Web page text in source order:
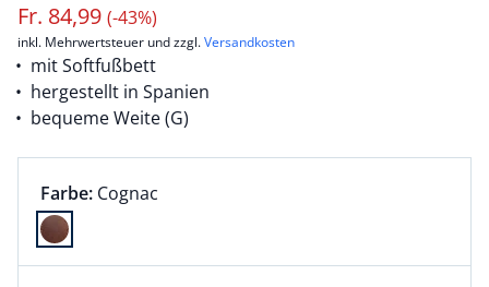
Fr. 84,99 (-43%)
inkl. Mehrwertsteuer und zzgl.Versandkosten
mit Softfußbett
hergestellt in Spanien
bequeme Weite (G)
Farbauswahl:
Farbe: aktuell ausgewählt:
Cognac
Farbe Cognac ausgewählt